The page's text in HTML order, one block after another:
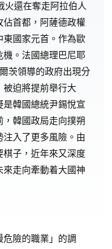
火還在奪走阿拉伯人
佔首都，阿薩德政權
東國家元首。作為歐
機。法國總理巴尼耶
茨領導的政府出現分
被迫將提前舉行大
韓國總統尹錫悅宣
韓國政局走向撲朔
入了更多風險。由
棋子，近年來又深度
走向牽動着大國神
險的職業」的調